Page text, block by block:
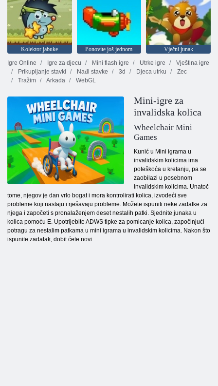
Kolektor jabuke Ponovite još jednom
Vječni junak
Igre Online
Igre za djecu Mini flash igre Utrke igre
Vještina igre
Prikupljanje stavki
Nađi stavke 3d Djeca utrku
Zec
Tražim
Arkada WebGL
Mini-igre za
invalidska kolica
Wheelchair Mini
Games
Kunić u Mini igrama u
invalidskim kolicima ima
poteškoća u kretanju, pa se
zaobilazi u posebnom
invalidskim kolicima. Unatoč
tome, njegov je dan vrlo bogat i mora kontrolirati kolica, izvodeći sve
probleme koji nastaju i rješavaju probleme. Možete ispuniti neke zadatke za
njega i započeti s pronalaženjem deset nestalih patki. Sjednite junaka u
kolica pomoću E. Upotrijebite ADWS tipke za pomicanje kolica, započinjući
potragu za nestalim patkama u mini igrama u invalidskim kolicima. Nakon što
ispunite zadatak, dobit ćete novi.